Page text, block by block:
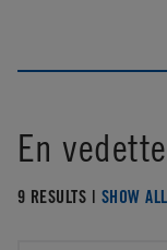
En vedette
9 RESULTS | SHOW